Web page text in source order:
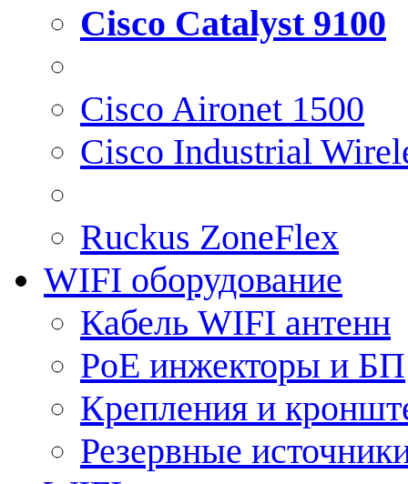
Cisco Catalyst 9100
Cisco Aironet 1500
Cisco Industrial
Ruckus ZoneFlex
WIFI оборудование
Кабель WIFI антенн
PoE инжекторы и БП
Крепления и
Резервные